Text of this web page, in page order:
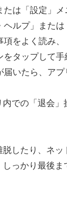
たは「設定」
ヘルプ」また
項をよく読み
をタップして手
届いたら、ア
内での「退会
したり、ネ
っかり最後ま